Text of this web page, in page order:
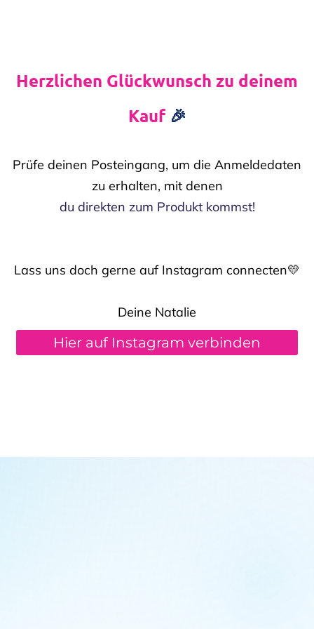
Herzlichen Glückwunsch zu deinem
Kauf🎉
Prüfe deinen Posteingang, um die Anmeldedaten
zu erhalten, mit denen
du direkten zum Produkt kommst!
Lass uns doch gerne auf Instagram connecten💛
Deine Natalie
Hier auf Instagram verbinden